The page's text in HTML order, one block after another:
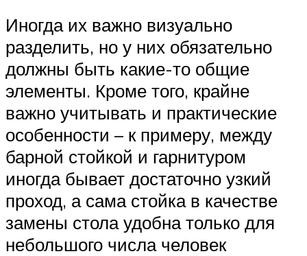
Иногда их важно визуально
разделить, но у них обязательно
должны быть какие-то общие
элементы. Кроме того, крайне
важно учитывать и практические
особенности – к примеру, между
барной стойкой и гарнитуром
иногда бывает достаточно узкий
проход, а сама стойка в качестве
замены стола удобна только для
небольшого числа человек